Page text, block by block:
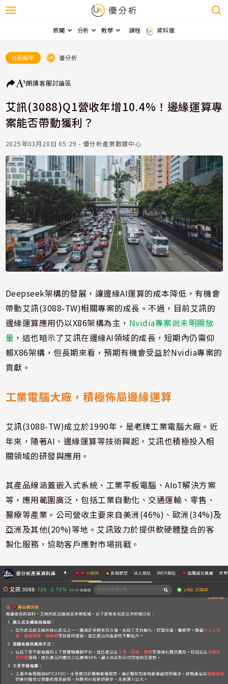
新聞 分析 教學 課程 資料庫
台股解析 優分析
朗讀客服討論區
艾訊(3088)Q1營收年增10.4%！邊緣運算專
案能否帶動獲利？
2025年03月20日 05:29 - 優分析產業數據中心
Deepseek架構的發展，讓邊緣AI運算的成本降低，有機會
帶動艾訊(3088-TW)相關專案的成長。不過，目前艾訊的
邊緣運算應用仍以X86架構為主， Nvidia專案尚未明顯放
量 ，這也暗示了艾訊在邊緣AI領域的成長，短期內仍需仰
賴X86架構，但長期來看，預期有機會受益於Nvidia專案的
貢獻。
工業電腦大廠，積極佈局邊緣運算
艾訊(3088-TW)成立於1990年，是老牌工業電腦大廠。近
年來，隨著AI、邊緣運算等技術興起，艾訊也積極投入相
關領域的研發與應用。
其產品線涵蓋嵌入式系統、工業平板電腦、AIoT解決方案
等，應用範圍廣泛，包括工業自動化、交通運輸、零售、
醫療等產業。公司營收主要來自美洲(46%)、歐洲(34%)及
亞洲及其他(20%)等地。艾訊致力於提供軟硬體整合的客
製化服務，協助客戶應對市場挑戰。